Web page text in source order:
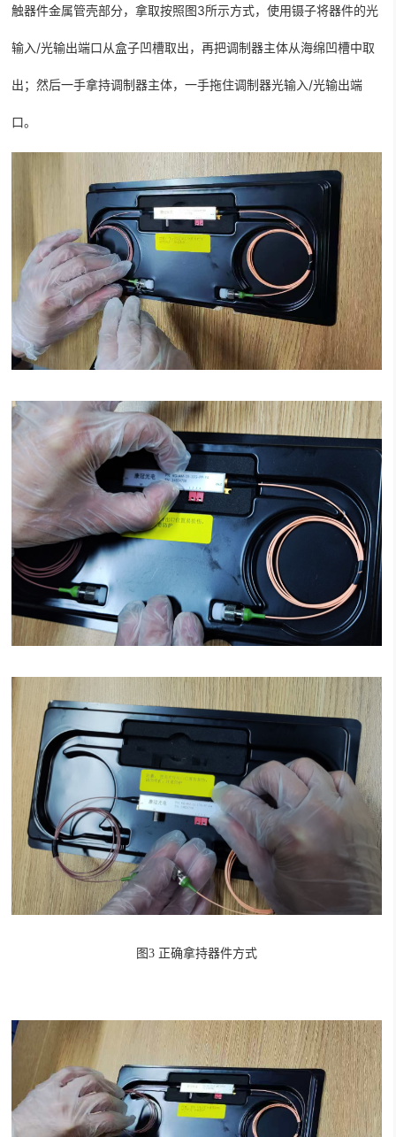
触器件金属管壳部分，拿取按照图3所示方式，使用镊子将器件的光
输入/光输出端口从盒子凹槽取出，再把调制器主体从海绵凹槽中取
出；然后一手拿持调制器主体，一手拖住调制器光输入/光输出端
口。
图3 正确拿持器件方式